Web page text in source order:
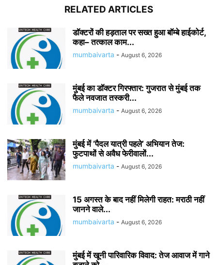
RELATED ARTICLES
डॉक्टरों की हड़ताल पर सख्त हुआ बॉम्बे हाईकोर्ट,
कहा– तत्काल काम...
mumbaivarta - August 6, 2026
मुंबई का डॉक्टर गिरफ्तार: गुजरात से मुंबई तक
फैले नवजात तस्करी...
mumbaivarta - August 6, 2026
मुंबई में ‘पैदल यात्री पहले’ अभियान तेज:
फुटपाथों से अवैध फेरीवालों...
mumbaivarta - August 6, 2026
15 अगस्त के बाद नहीं मिलेगी राहत: मराठी नहीं
जानने वाले...
mumbaivarta - August 6, 2026
मुंबई में खूनी पारिवारिक विवाद: तेज आवाज में गाने